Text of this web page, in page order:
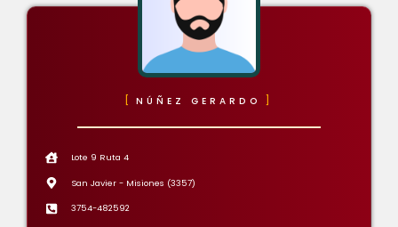
NÚÑEZ GERARDO
Lote 9 Ruta 4
San Javier - Misiones (3357)
3754-482592